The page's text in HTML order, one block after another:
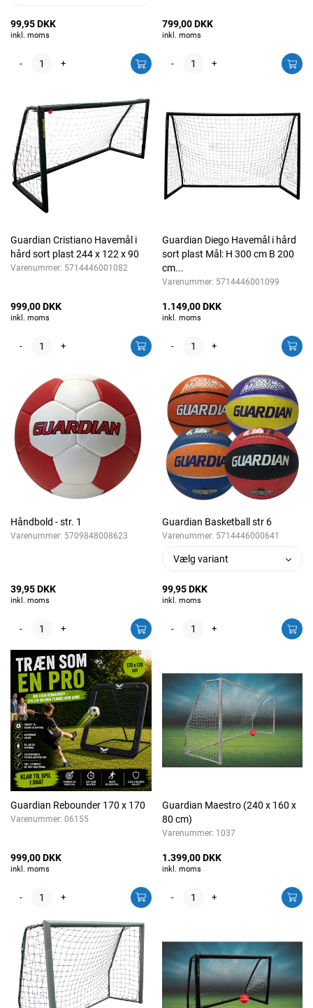
99,95 DKK
inkl. moms
- +
799,00 DKK
inkl. moms
- +
Guardian Cristiano Havemål i
hård sort plast 244 x 122 x 90
Varenummer: 5714446001082
999,00 DKK
inkl. moms
- +
Guardian Diego Havemål i hård
sort plast Mål: H 300 cm B 200
cm...
Varenummer: 5714446001099
1.149,00 DKK
inkl. moms
- +
Håndbold - str. 1
Varenummer: 5709848008623
39,95 DKK
inkl. moms
- +
Guardian Basketball str 6
Varenummer: 5714446000641
Vælg variant
99,95 DKK
inkl. moms
- +
Guardian Rebounder 170 x 170
Varenummer: 06155
999,00 DKK
inkl. moms
- +
Guardian Maestro (240 x 160 x
80 cm)
Varenummer: 1037
1.399,00 DKK
inkl. moms
- +